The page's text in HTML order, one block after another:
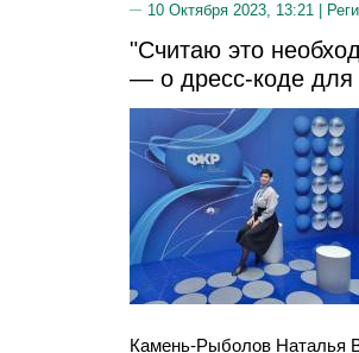
10 Октября 2023, 13:21 |
"Считаю это
— о дресс-коде для
Камень-Рыболов Наталья